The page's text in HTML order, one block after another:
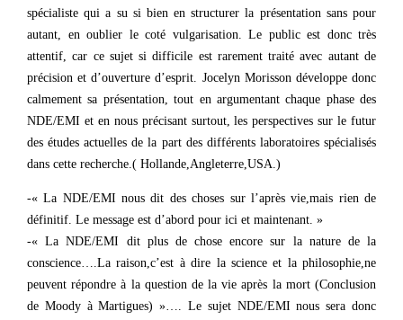
spécialiste qui a su si bien en structurer la présentation sans pour
autant, en oublier le coté vulgarisation. Le public est donc très
attentif, car ce sujet si difficile est rarement traité avec autant de
précision et d’ouverture d’esprit. Jocelyn Morisson développe donc
calmement sa présentation, tout en argumentant chaque phase des
NDE/EMI et en nous précisant surtout, les perspectives sur le futur
des études actuelles de la part des différents laboratoires spécialisés
dans cette recherche.( Hollande,Angleterre,USA.)
-« La NDE/EMI nous dit des choses sur l’après vie,mais rien de
définitif. Le message est d’abord pour ici et maintenant. »
-« La NDE/EMI dit plus de chose encore sur la nature de la
conscience….La raison,c’est à dire la science et la philosophie,ne
peuvent répondre à la question de la vie après la mort (Conclusion
de Moody à Martigues) »…. Le sujet NDE/EMI nous sera donc